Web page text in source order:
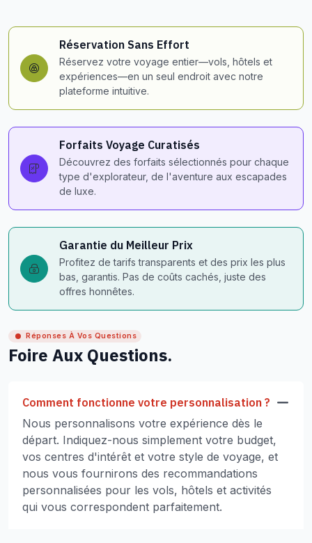
Réservation Sans Effort
Réservez votre voyage entier—vols, hôtels et
expériences—en un seul endroit avec notre
plateforme intuitive.
Forfaits Voyage Curatisés
Découvrez des forfaits sélectionnés pour chaque
type d'explorateur, de l'aventure aux escapades
de luxe.
Garantie du Meilleur Prix
Profitez de tarifs transparents et des prix les plus
bas, garantis. Pas de coûts cachés, juste des
offres honnêtes.
Réponses À Vos Questions
Foire Aux Questions.
Comment fonctionne votre personnalisation ?
Nous personnalisons votre expérience dès le
départ. Indiquez-nous simplement votre budget,
vos centres d'intérêt et votre style de voyage, et
nous vous fournirons des recommandations
personnalisées pour les vols, hôtels et activités
qui vous correspondent parfaitement.